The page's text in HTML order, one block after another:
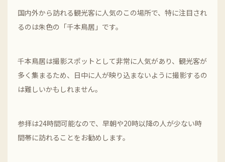
国内外から訪れる観光客に人気のこの場所で、特に注目され
るのは朱色の「千本鳥居」です。
千本鳥居は撮影スポットとして非常に人気があり、観光客が
多く集まるため、日中に人が映り込まないように撮影するの
は難しいかもしれません。
参拝は24時間可能なので、早朝や20時以降の人が少ない時
間帯に訪れることをお勧めします。